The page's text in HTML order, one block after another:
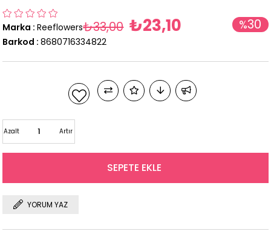
Marka : Reeflowers %30
₺33,00 ₺23,10
Barkod : 8680716334822
Artır
Azalt
YORUM YAZ